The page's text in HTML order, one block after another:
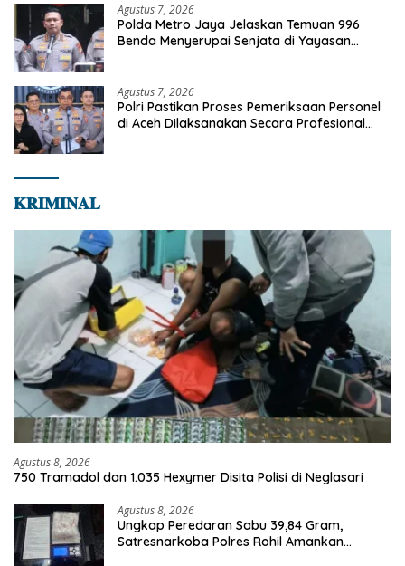
Agustus 7, 2026
Polda Metro Jaya Jelaskan Temuan 996
Benda Menyerupai Senjata di Yayasan
Agustus 7, 2026
Polri Pastikan Proses Pemeriksaan Personel
di Aceh Dilaksanakan Secara Profesional
𝐊𝐑𝐈𝐌𝐈𝐍𝐀𝐋
Agustus 8, 2026
750 Tramadol dan 1.035 Hexymer Disita Polisi di Neglasari
Agustus 8, 2026
Ungkap Peredaran Sabu 39,84 Gram,
Satresnarkoba Polres Rohil Amankan